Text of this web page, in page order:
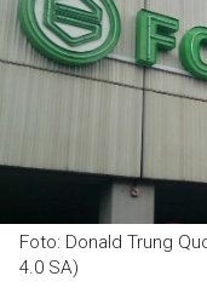
Foto: Donald Trung
4.0 SA)